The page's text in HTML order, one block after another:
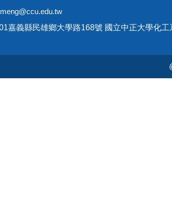
嘉義縣民雄鄉大學路168號 國立中正大學化